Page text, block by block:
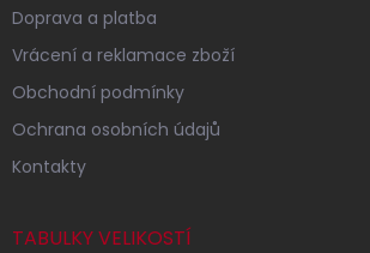
Doprava a platba
Vrácení a reklamace zboží
Obchodní podmínky
Ochrana osobních údajů
Kontakty
TABULKY VELIKOSTÍ